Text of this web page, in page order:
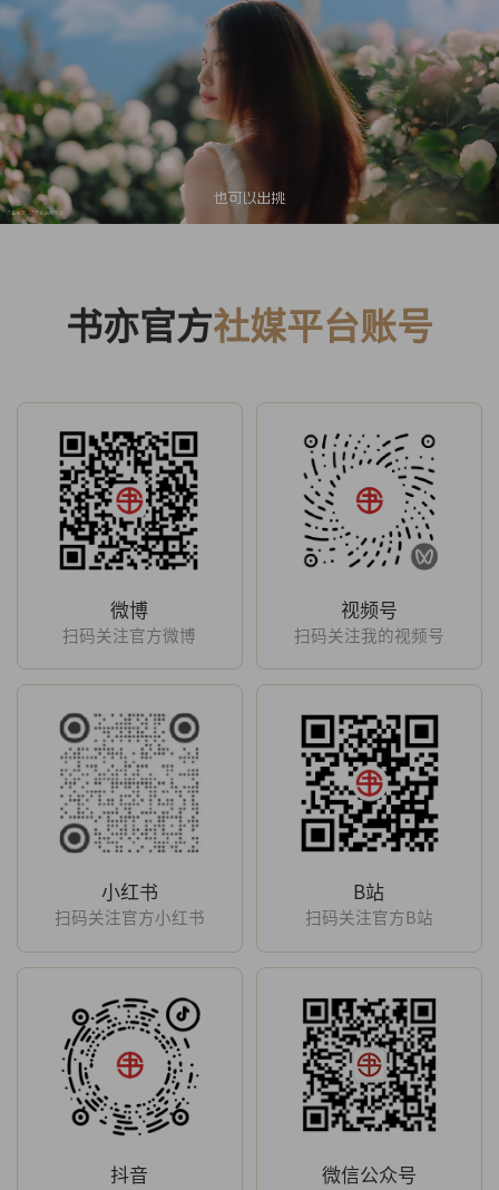
书亦官方社媒平台账号
微博
扫码关注官方微博
视频号
扫码关注我的视频号
小红书
扫码关注官方小红书
B站
扫码关注官方B站
抖音 微信公众号